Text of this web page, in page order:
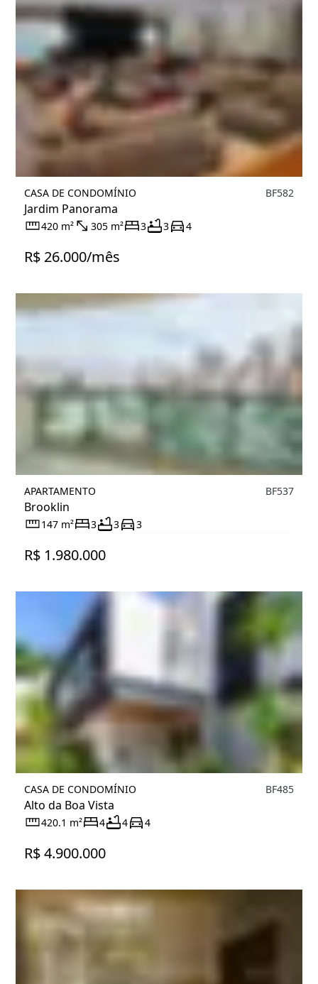
CASA DE CONDOMÍNIO
Jardim Panorama
BF582
420 m² 305 m² 3 3 4
R$ 26.000/mês
APARTAMENTO
Brooklin
BF537
147 m² 3 3 3
R$ 1.980.000
CASA DE CONDOMÍNIO
Alto da Boa Vista
BF485
420.1 m² 4 4 4
R$ 4.900.000